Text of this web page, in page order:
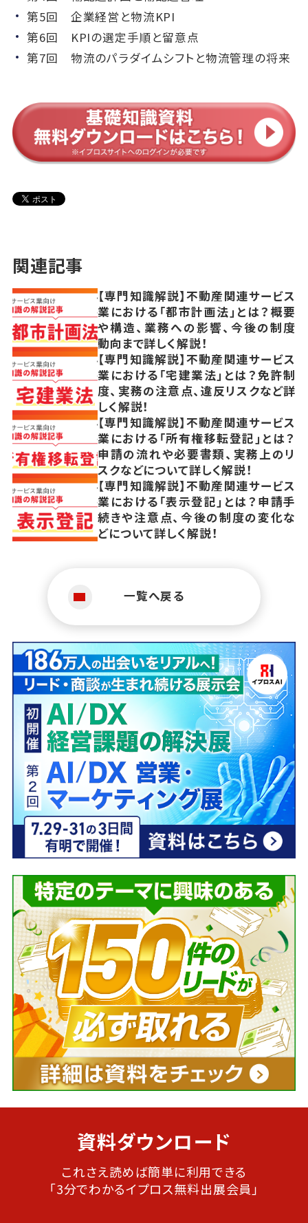
第5回 企業経営と物流KPI
第6回 KPIの選定手順と留意点
第7回 物流のパラダイムシフトと物流管理の将来
関連記事
【専門知識解説】不動産関連サービス
業における「都市計画法」とは？概要
や構造、業務への影響、今後の制度
動向まで詳しく解説！
【専門知識解説】不動産関連サービス
業における「宅建業法」とは？免許制
度、実務の注意点、違反リスクなど詳
しく解説！
【専門知識解説】不動産関連サービス
業における「所有権移転登記」とは？
申請の流れや必要書類、実務上のリ
スクなどについて詳しく解説！
【専門知識解説】不動産関連サービス
業における「表示登記」とは？申請手
続きや注意点、今後の制度の変化な
どについて詳しく解説！
一覧へ戻る
資料ダウンロード
これさえ読めば簡単に利用できる
「3分でわかるイプロス無料出展会員」